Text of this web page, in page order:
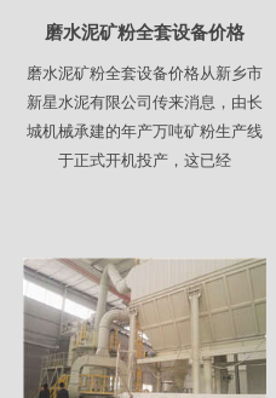
磨水泥矿粉全套设备价格
磨水泥矿粉全套设备价格从新乡市
新星水泥有限公司传来消息，由长
城机械承建的年产万吨矿粉生产线
于正式开机投产，这已经